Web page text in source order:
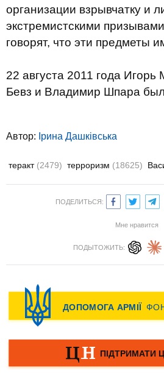
организации взрывчатку и
экстремистскими
говорят, что эти предметы
22 августа 2011 года Игорь
Бевз и Владимир Шпара
Автор: Ірина Дашківська
теракт (2479) терроризм (18625)
ПОДЕЛИТЬСЯ:
Мне нравится
ПОДЫТОЖИТЬ: